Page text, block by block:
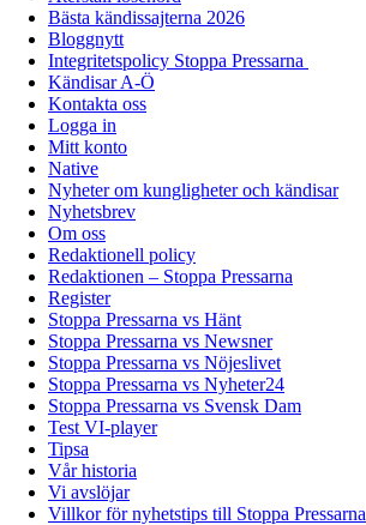
Bästa kändissajterna 2026
Bloggnytt
Integritetspolicy Stoppa Pressarna
Kändisar A-Ö
Kontakta oss
Logga in
Mitt konto
Native
Nyheter om kungligheter och kändisar
Nyhetsbrev
Om oss
Redaktionell policy
Redaktionen – Stoppa Pressarna
Register
Stoppa Pressarna vs Hänt
Stoppa Pressarna vs Newsner
Stoppa Pressarna vs Nöjeslivet
Stoppa Pressarna vs Nyheter24
Stoppa Pressarna vs Svensk Dam
Test VI-player
Tipsa
Vår historia
Vi avslöjar
Villkor för nyhetstips till Stoppa Pressarna